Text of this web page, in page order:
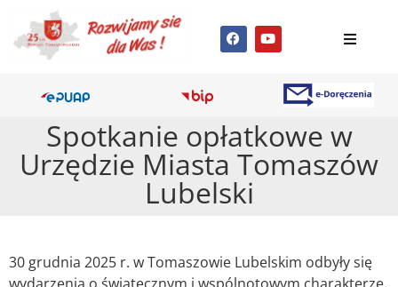
Spotkanie opłatkowe w
Urzędzie Miasta Tomaszów
Lubelski
30 grudnia 2025 r. w Tomaszowie Lubelskim odbyły się